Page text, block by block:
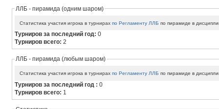
ЛЛБ - пирамида (одним шаром)
Статистика участия игрока в турнирахпо Регламенту ЛЛБ по пирамиде в
Турниров за последний год:0
Турниров всего:2
ЛЛБ - пирамида (любым шаром)
Статистика участия игрока в турнирахпо Регламенту ЛЛБ по пирамиде в
Турниров за последний год :0
Турниров всего: 1